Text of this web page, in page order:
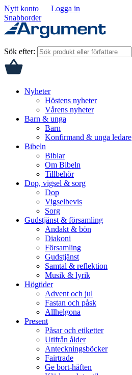
Nytt konto
Logga in
Snabborder
Sök efter:
Nyheter
Höstens nyheter
Vårens nyheter
Barn & unga
Barn
Konfirmand & unga ledare
Bibeln
Biblar
Om Bibeln
Tillbehör
Dop, vigsel & sorg
Dop
Vigselbevis
Sorg
Gudstjänst & församling
Andakt & bön
Diakoni
Församling
Gudstjänst
Samtal & reflektion
Musik & lyrik
Högtider
Advent och jul
Fastan och påsk
Allhelgona
Present
Påsar och etiketter
Utifrån ålder
Anteckningsböcker
Fairtrade
Ge bort-häften